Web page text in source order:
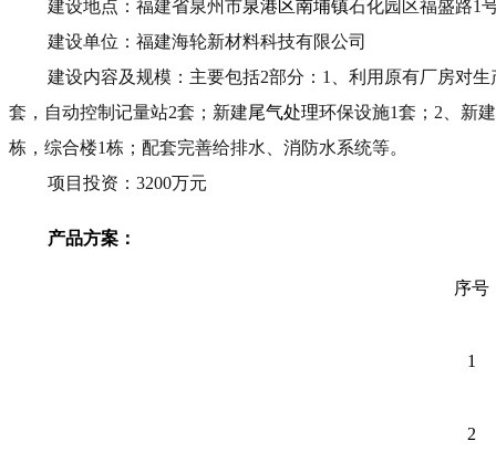
建设地点：福建省泉州市泉港区南埔镇石化园区福盛路1
建设单位：福建海轮新材料科技有限公司
建设内容及规模：主要包括2部分：1、利用原有厂房对
套，自动控制记量站2套；新建尾气处理环保设施1套；2、新
栋，综合楼1栋；配套完善给排水、消防水系统等。
项目投资：3200万元
产品方案：
序号
1
2